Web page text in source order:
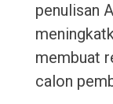
penulisan
membuat
calon